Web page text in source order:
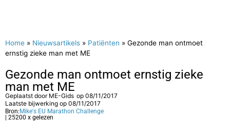
Home » Nieuwsartikels » Patiënten » Gezonde man ontmoet
ernstig zieke man met ME
Gezonde man ontmoet ernstig zieke
man met ME
Geplaatst door ME-Gids op 08/11/2017
Laatste bijwerking op 08/11/2017
Bron: Mike's EU Marathon Challenge
| 25200 x gelezen